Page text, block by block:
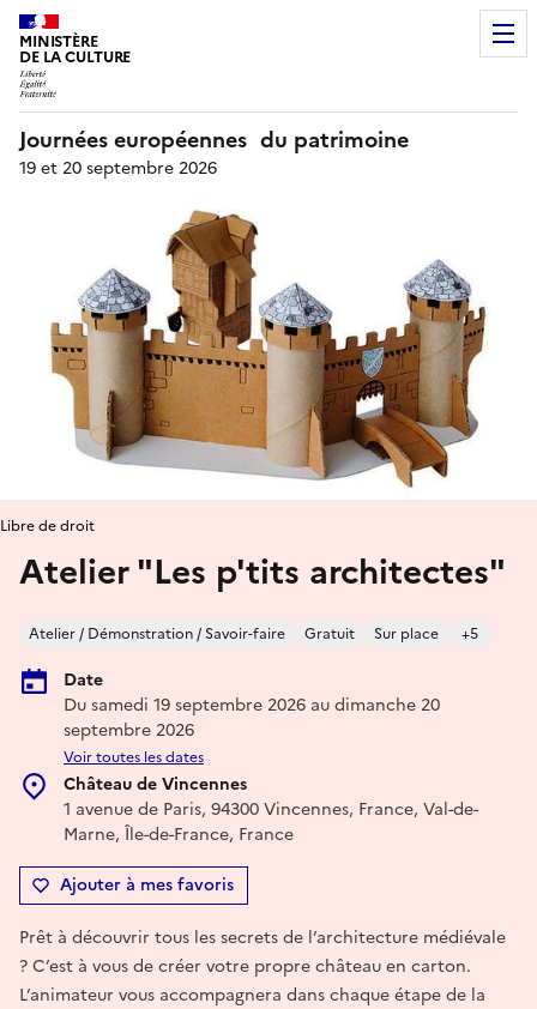
MINISTÈRE
DE LA CULTURE
Journées européennes du patrimoine
19 et 20 septembre 2026
Atelier "Les p'tits architectes"
Atelier / Démonstration / Savoir-faire Gratuit Sur place +5
Date
Du samedi 19 septembre 2026 au dimanche 20
septembre 2026
Voir toutes les dates
Château de Vincennes
1 avenue de Paris, 94300 Vincennes, France, Val-de-
Marne, Île-de-France, France
Ajouter à mes favoris
Libre de droit
Prêt à découvrir tous les secrets de l’architecture médiévale
? C’est à vous de créer votre propre château en carton.
L’animateur vous accompagnera dans chaque étape de la